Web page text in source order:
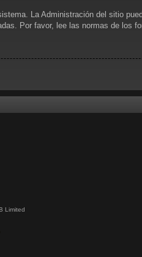
La Administración del sitio
Por favor, lee las normas de los
Limited